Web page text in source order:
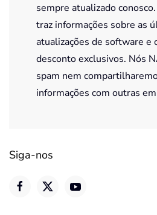
sempre atualizado
traz informações sobre as
atualizações de software e
desconto exclusivos. Nós
spam nem
informações com outras
Siga-nos